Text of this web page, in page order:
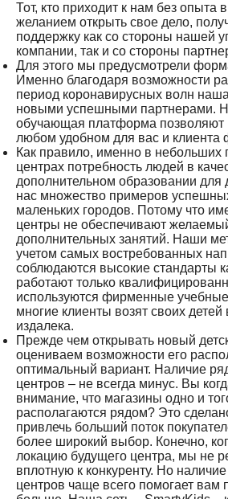
Тот, кто приходит к нам без опыта
желанием открыть свое дело,
поддержку как со стороны нашей
компании, так и со стороны
Для этого мы предусмотрели
Именно благодаря возможности
период коронавирусных волн
новыми успешными партнерами.
обучающая платформа позволяют
любом удобном для вас и клиента
Как правило, именно в небольших
центрах потребность людей в
дополнительном образовании для
нас множество примеров
маленьких городов. Потому что
центры не обеспечивают
дополнительных занятий. Наши
учетом самых востребованных
соблюдаются высокие стандарты
работают только
используются фирменные
многие клиенты возят своих
издалека.
Прежде чем открывать новый
оцениваем возможности его
оптимальный вариант. Наличие
центров – не всегда минус. Вы
внимание, что магазины одно и
располагаются рядом? Это
привлечь больший поток
более широкий выбор. Конечно,
локацию будущего центра, мы не
вплотную к конкуренту. Но
центров чаще всего помогает вам